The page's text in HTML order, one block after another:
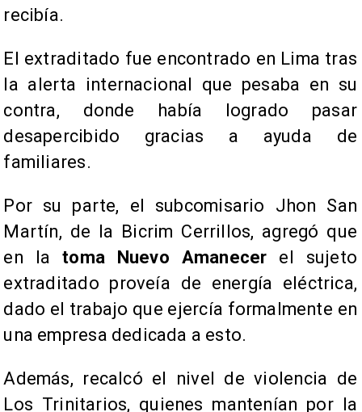
recibía.
El extraditado fue encontrado en Lima tras
la alerta internacional que pesaba en su
contra, donde había logrado pasar
desapercibido gracias a ayuda de
familiares.
Por su parte, el subcomisario Jhon San
Martín, de la Bicrim Cerrillos, agregó que
en latoma Nuevo Amanecer el sujeto
extraditado proveía de energía eléctrica,
dado el trabajo que ejercía formalmente en
una empresa dedicada a esto.
Además, recalcó el nivel de violencia de
Los Trinitarios, quienes mantenían por la